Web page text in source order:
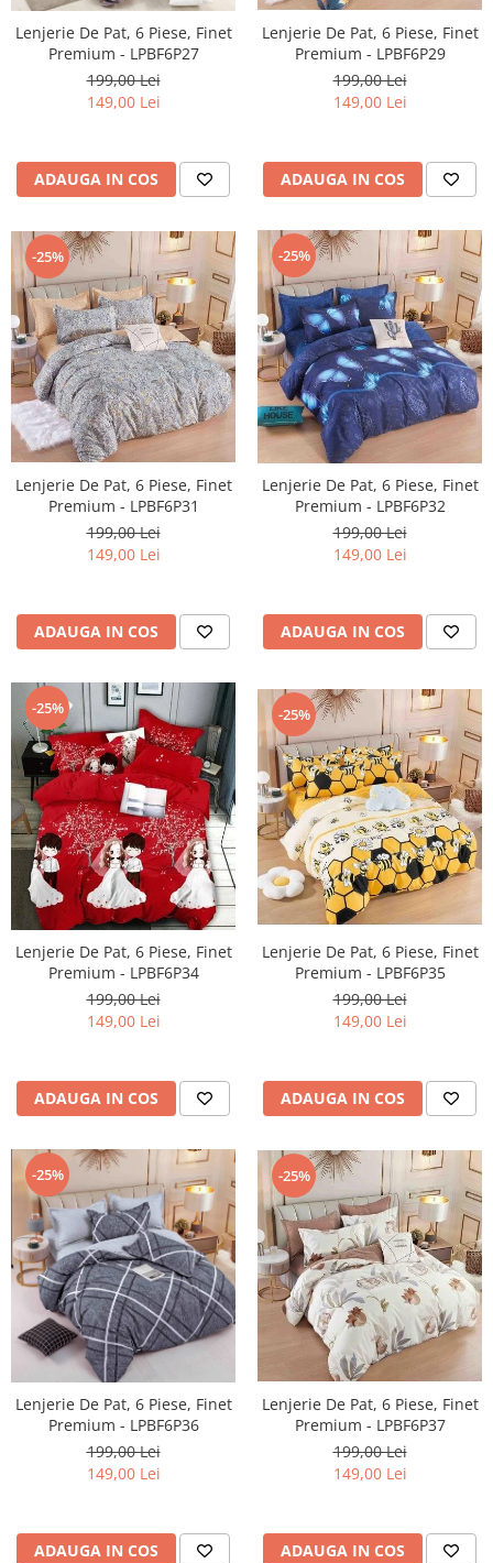
Lenjerie De Pat, 6 Piese, Finet
Premium - LPBF6P27
199,00 Lei
149,00 Lei
ADAUGA IN COS
Lenjerie De Pat, 6 Piese, Finet
Premium - LPBF6P29
199,00 Lei
149,00 Lei
ADAUGA IN COS
-25%
Lenjerie De Pat, 6 Piese, Finet
Premium - LPBF6P31
199,00 Lei
149,00 Lei
ADAUGA IN COS
-25%
Lenjerie De Pat, 6 Piese, Finet
Premium - LPBF6P32
199,00 Lei
149,00 Lei
ADAUGA IN COS
-25%
Lenjerie De Pat, 6 Piese, Finet
Premium - LPBF6P34
199,00 Lei
149,00 Lei
ADAUGA IN COS
-25%
Lenjerie De Pat, 6 Piese, Finet
Premium - LPBF6P35
199,00 Lei
149,00 Lei
ADAUGA IN COS
-25%
Lenjerie De Pat, 6 Piese, Finet
Premium - LPBF6P36
199,00 Lei
149,00 Lei
ADAUGA IN COS
-25%
Lenjerie De Pat, 6 Piese, Finet
Premium - LPBF6P37
199,00 Lei
149,00 Lei
ADAUGA IN COS